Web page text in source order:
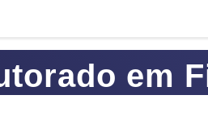
em